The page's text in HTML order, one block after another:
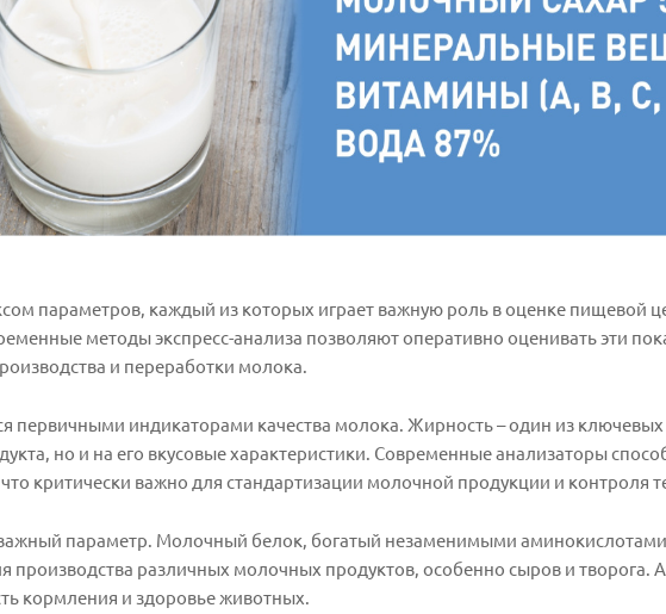
параметров, каждый из которых играет важную роль в оценке пищевой
методы экспресс-анализа позволяют оперативно оценивать эти
и переработки молока.
первичными индикаторами качества молока. Жирность – один из
но и на его вкусовые характеристики. Современные анализаторы
критически важно для стандартизации молочной продукции и контроля
параметр. Молочный белок, богатый незаменимыми
производства различных молочных продуктов, особенно сыров и творога.
кормления и здоровье животных.